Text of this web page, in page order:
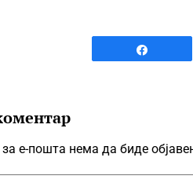
е-пошта нема да биде